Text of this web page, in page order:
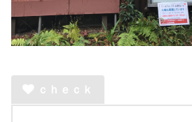
ｃｈｅｃｋ